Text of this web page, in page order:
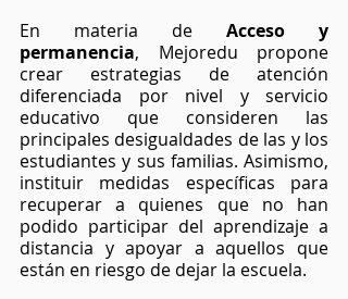
En materia de Acceso y
permanencia, Mejoredu propone
crear estrategias de atención
diferenciada por nivel y servicio
educativo que consideren las
principales desigualdades de las y los
estudiantes y sus familias. Asimismo,
instituir medidas específicas para
recuperar a quienes que no han
podido participar del aprendizaje a
distancia y apoyar a aquellos que
están en riesgo de dejar la escuela.